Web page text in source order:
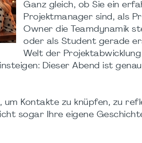
Ganz gleich, ob Sie ein
Projektmanager sind, als
Owner die Teamdynamik
oder als Student gerade
Welt der Projektabwicklung
Dieser Abend ist
um Kontakte zu knüpfen, zu
sogar Ihre eigene